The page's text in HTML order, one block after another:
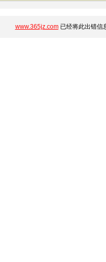
www.365jz.com已经将此出错信